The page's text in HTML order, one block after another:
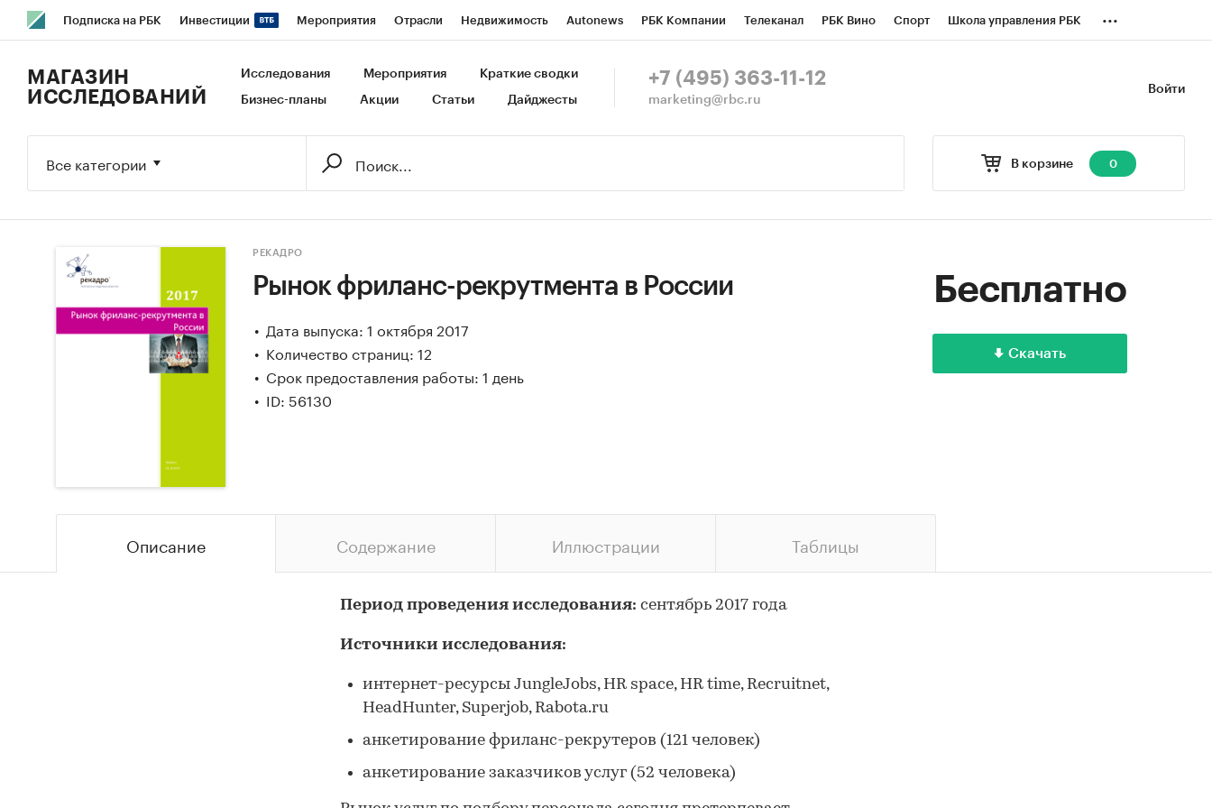
Подписка на РБК Инвестиции Мероприятия Отрасли Недвижимость Autonews РБК Компании Телеканал РБК Вино Спорт Школа управления РБК
Исследования Кредитные рейтинги Франшизы Газета Спецпроекты СПб Конференции СПб Спецпроекты
...
Войти
МАГАЗИН
ИССЛЕДОВАНИЙ
Исследования Мероприятия Краткие сводки
Бизнес-планы Акции Статьи Дайджесты
+7 (495) 363-11-12
marketing@rbc.ru
В корзине 0
Все категории
РЕКАДРО
Рынок фриланс-рекрутмента в России
Дата выпуска: 1 октября 2017
Количество страниц: 12
Срок предоставления работы: 1 день
ID: 56130
Бесплатно
Скачать
Описание Содержание Иллюстрации Таблицы
Период проведения исследования: сентябрь 2017 года
Источники исследования:
интернет-ресурсы JungleJobs, HR space, HR time, Recruitnet,
HeadHunter, Superjob, Rabota.ru
анкетирование фриланс-рекрутеров (121 человек)
анкетирование заказчиков услуг (52 человека)